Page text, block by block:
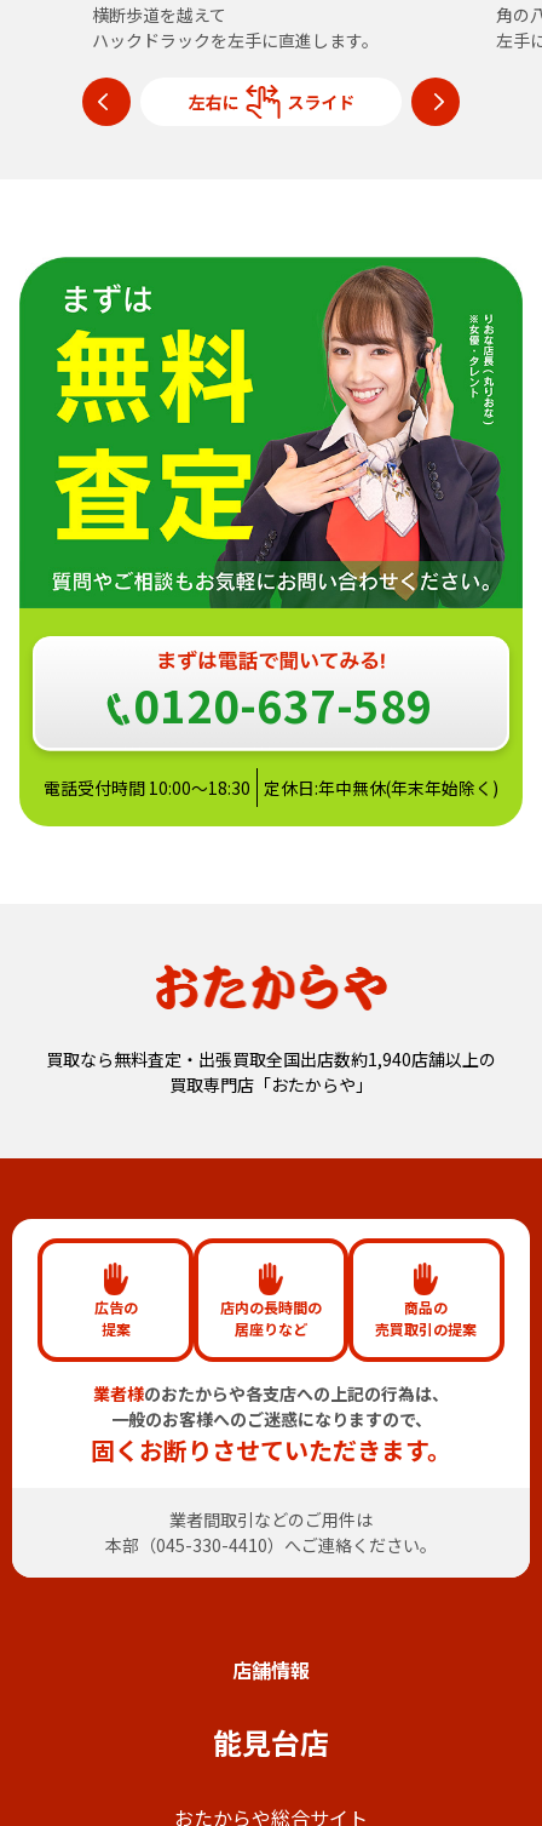
横断歩道を越えて
ハックドラックを左手に直進します。
角の
左手
0120-637-589
電話受付時間 10:00～18:30 定休日:年中無休(年末年始除く)
買取なら無料査定・出張買取全国出店数約1,940店舗以上の
買取専門店「おたからや」
広告の
提案
店内の長時間の
居座りなど
商品の
売買取引の提案
業者様のおたからや各支店への上記の行為は、
一般のお客様へのご迷惑になりますので、
固くお断りさせていただきます。
業者間取引などのご用件は
本部（045-330-4410）へご連絡ください。
店舗情報
能見台店
おたからや総合サイト